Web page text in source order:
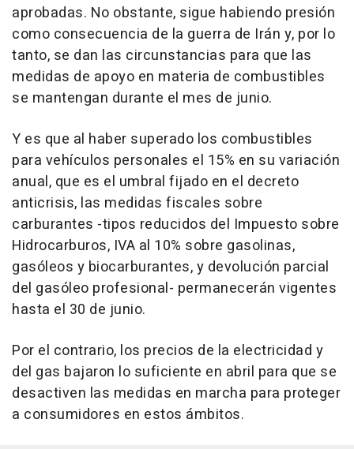
aprobadas. No obstante, sigue habiendo presión
como consecuencia de la guerra de Irán y, por lo
tanto, se dan las circunstancias para que las
medidas de apoyo en materia de combustibles
se mantengan durante el mes de junio.
Y es que al haber superado los combustibles
para vehículos personales el 15% en su variación
anual, que es el umbral fijado en el decreto
anticrisis, las medidas fiscales sobre
carburantes -tipos reducidos del Impuesto sobre
Hidrocarburos, IVA al 10% sobre gasolinas,
gasóleos y biocarburantes, y devolución parcial
del gasóleo profesional- permanecerán vigentes
hasta el 30 de junio.
Por el contrario, los precios de la electricidad y
del gas bajaron lo suficiente en abril para que se
desactiven las medidas en marcha para proteger
a consumidores en estos ámbitos.